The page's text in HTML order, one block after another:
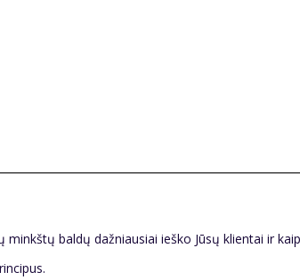
baldų dažniausiai ieško Jūsų klientai ir